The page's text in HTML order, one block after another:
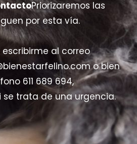
Priorizaremos las
por esta vía.
al correo
o bien
611 689 694,
trata de una urgencia.